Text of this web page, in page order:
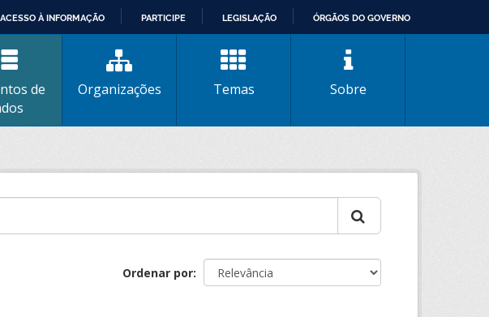
ACESSO À INFORMAÇÃO PARTICIPE LEGISLAÇÃO ÓRGÃOS DO GOVERNO
de
Organizações Temas Sobre
Ordenar por